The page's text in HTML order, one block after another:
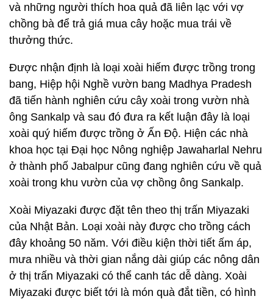
và những người thích hoa quả đã liên lạc với vợ
chồng bà để trả giá mua cây hoặc mua trái về
thưởng thức.
Được nhận định là loại xoài hiếm được trồng trong
bang, Hiệp hội Nghề vườn bang Madhya Pradesh
đã tiến hành nghiên cứu cây xoài trong vườn nhà
ông Sankalp và sau đó đưa ra kết luận đây là loại
xoài quý hiếm được trồng ở Ấn Độ. Hiện các nhà
khoa học tại Đại học Nông nghiệp Jawaharlal Nehru
ở thành phố Jabalpur cũng đang nghiên cứu về quả
xoài trong khu vườn của vợ chồng ông Sankalp.
Xoài Miyazaki được đặt tên theo thị trấn Miyazaki
của Nhật Bản. Loại xoài này được cho trồng cách
đây khoảng 50 năm. Với điều kiện thời tiết ấm áp,
mưa nhiều và thời gian nắng dài giúp các nông dân
ở thị trấn Miyazaki có thể canh tác dễ dàng. Xoài
Miyazaki được biết tới là món quà đắt tiền, có hình